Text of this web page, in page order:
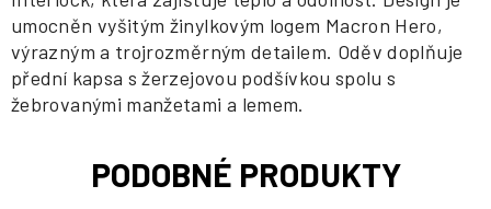
umocněn vyšitým žinylkovým logem Macron Hero,
výrazným a trojrozměrným detailem. Oděv doplňuje
přední kapsa s žerzejovou podšívkou spolu s
žebrovanými manžetami a lemem.